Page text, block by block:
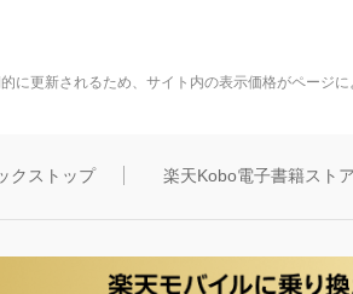
に更新されるため、サイト内の表示価格がページ
クストップ 楽天Kobo電子書籍スト